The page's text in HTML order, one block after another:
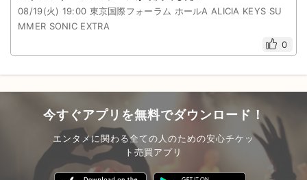
08/19(火) 19:00 東京国際フォーラム ホールA ALICIA KEYS SU
MMER SONIC EXTRA
0
今すぐアプリを無料でダウンロード！
エンタメに関わる全ての人のための安心チケッ
ト売買アプリ